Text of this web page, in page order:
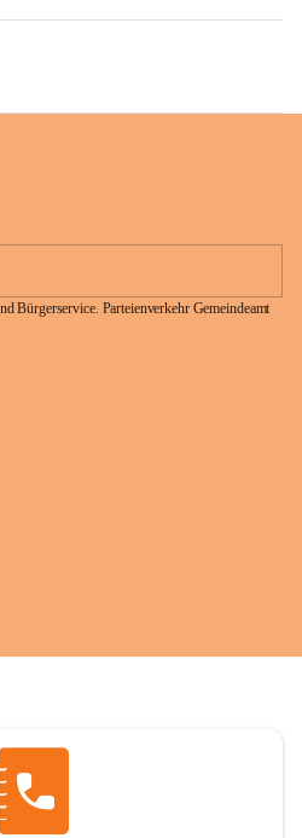
Bürgerservice. Parteienverkehr Gemeindeamt